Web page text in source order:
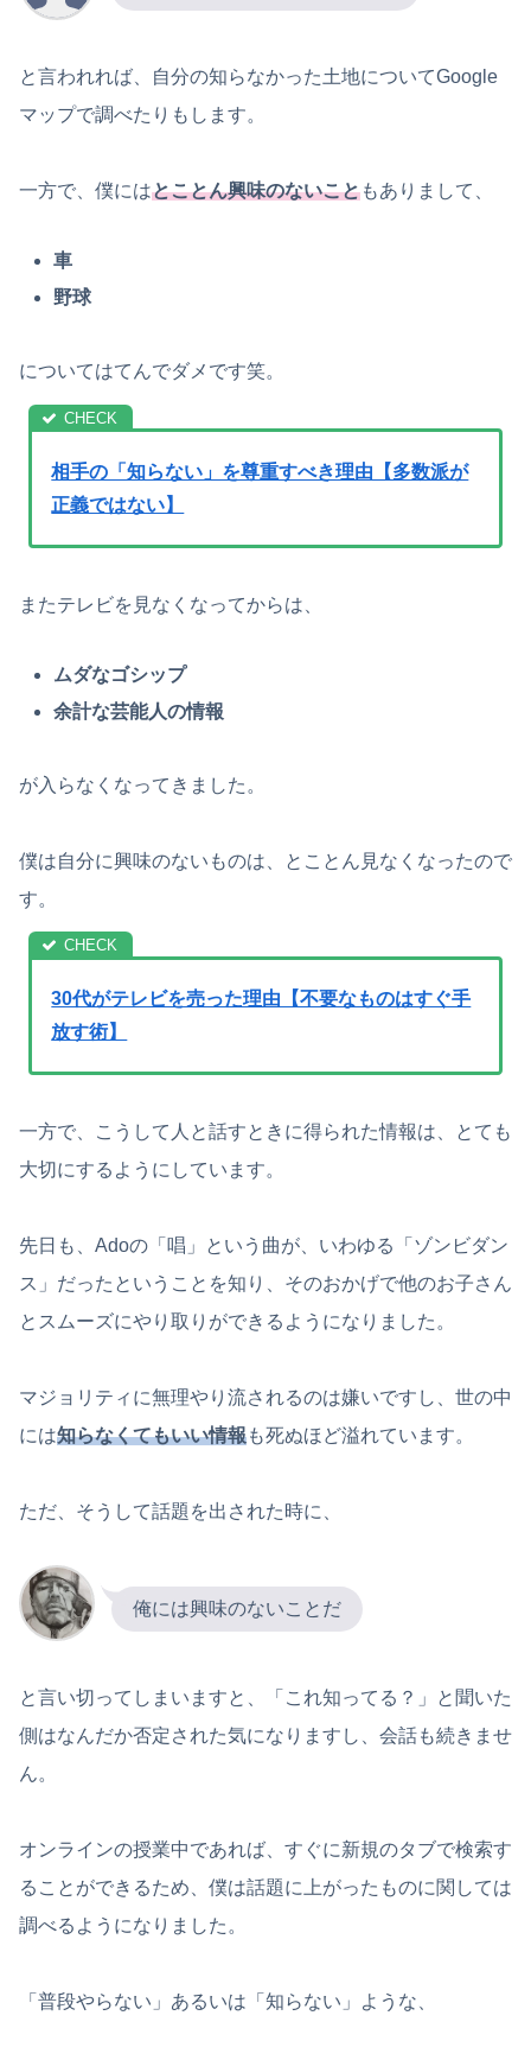
と言われれば、自分の知らなかった土地についてGoogle
マップで調べたりもします。
一方で、僕にはとことん興味のないこともありまして、
車
野球
についてはてんでダメです笑。
相手の「知らない」を尊重すべき理由【多数派が
正義ではない】
またテレビを見なくなってからは、
ムダなゴシップ
余計な芸能人の情報
が入らなくなってきました。
僕は自分に興味のないものは、とことん見なくなったので
す。
30代がテレビを売った理由【不要なものはすぐ手
放す術】
一方で、こうして人と話すときに得られた情報は、とても
大切にするようにしています。
先日も、Adoの「唱」という曲が、いわゆる「ゾンビダン
ス」だったということを知り、そのおかげで他のお子さん
とスムーズにやり取りができるようになりました。
マジョリティに無理やり流されるのは嫌いですし、世の中
には知らなくてもいい情報も死ぬほど溢れています。
ただ、そうして話題を出された時に、
俺には興味のないことだ
と言い切ってしまいますと、「これ知ってる？」と聞いた
側はなんだか否定された気になりますし、会話も続きませ
ん。
オンラインの授業中であれば、すぐに新規のタブで検索す
ることができるため、僕は話題に上がったものに関しては
調べるようになりました。
「普段やらない」あるいは「知らない」ような、